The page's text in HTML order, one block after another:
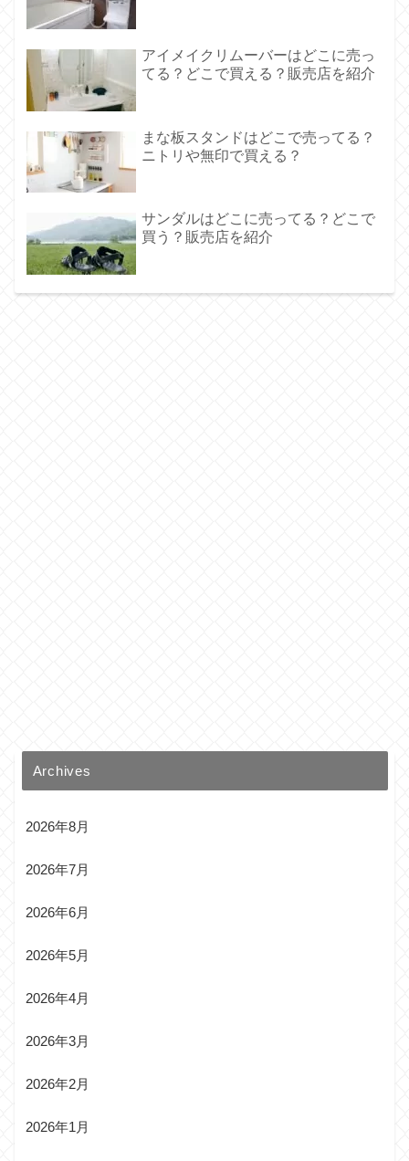
アイメイクリムーバーはどこに売っ
てる？どこで買える？販売店を紹介
まな板スタンドはどこで売ってる？
ニトリや無印で買える？
サンダルはどこに売ってる？どこで
買う？販売店を紹介
Archives
2026年8月
2026年7月
2026年6月
2026年5月
2026年4月
2026年3月
2026年2月
2026年1月